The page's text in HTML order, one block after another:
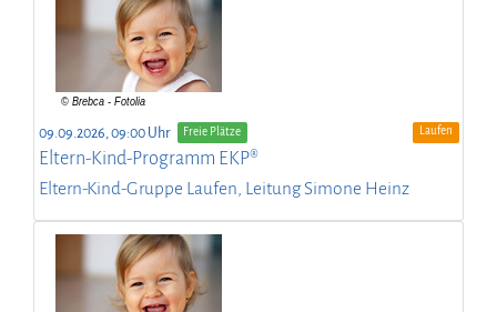
09.09.2026, 09:00 Uhr Freie Plätze Laufen
Eltern-Kind-Programm EKP®
Eltern-Kind-Gruppe Laufen, Leitung Simone Heinz